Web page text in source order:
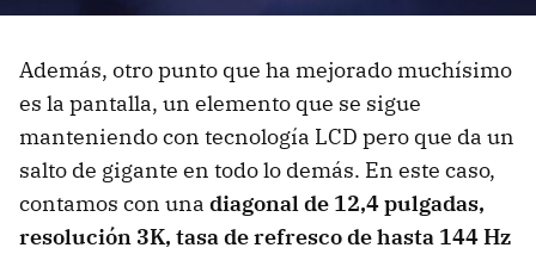
Además, otro punto que ha mejorado muchísimo
es la pantalla, un elemento que se sigue
manteniendo con tecnología LCD pero que da un
salto de gigante en todo lo demás. En este caso,
contamos con una diagonal de 12,4 pulgadas,
resolución 3K, tasa de refresco de hasta 144 Hz